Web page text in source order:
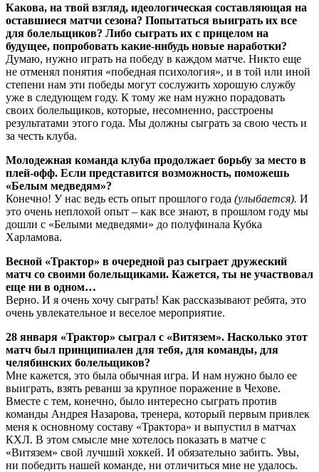
Какова, на твой взгляд, идеологическая составляющая на
оставшиеся матчи сезона? Попытаться выиграть их все
для болельщиков? Либо сыграть их с прицелом на
будущее, попробовать какие-нибудь новые наработки?
Думаю, нужно играть на победу в каждом матче. Никто еще
не отменял понятия «победная психология», и в той или иной
степени нам эти победы могут сослужить хорошую службу
уже в следующем году. К тому же нам нужно порадовать
своих болельщиков, которые, несомненно, расстроены
результатами этого года. Мы должны сыграть за свою честь и
за честь клуба.
Молодежная команда клуба продолжает борьбу за место в
плей-офф. Если представится возможность, поможешь
«Белым медведям»?
Конечно! У нас ведь есть опыт прошлого года (улыбается). И
это очень неплохой опыт – как все знают, в прошлом году мы
дошли с «Белыми медведями» до полуфинала Кубка
Харламова.
Весной «Трактор» в очередной раз сыграет дружеский
матч со своими болельщиками. Кажется, ты не участвовал
еще ни в одном…
Верно. И я очень хочу сыграть! Как рассказывают ребята, это
очень увлекательное и веселое мероприятие.
28 января «Трактор» сыграл с «Витязем». Насколько этот
матч был принципиален для тебя, для команды, для
челябинских болельщиков?
Мне кажется, это была обычная игра. И нам нужно было ее
выиграть, взять реванш за крупное поражение в Чехове.
Вместе с тем, конечно, было интересно сыграть против
команды Андрея Назарова, тренера, который первым привлек
меня к основному составу «Трактора» и выпустил в матчах
КХЛ. В этом смысле мне хотелось показать в матче с
«Витязем» свой лучший хоккей. И обязательно забить. Увы,
ни победить нашей команде, ни отличиться мне не удалось.